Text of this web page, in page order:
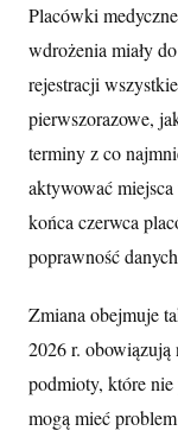
Placówki
wdrożenia miały
rejestracji
pierwszorazowe,
terminy z co
aktywować
końca czerwca
poprawność
Zmiana obejmuje
2026 r. obowiązują
podmioty, które nie
mogą mieć